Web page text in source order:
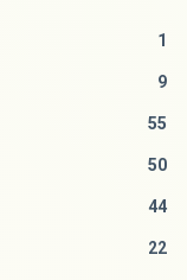
1
9
55
50
44
22